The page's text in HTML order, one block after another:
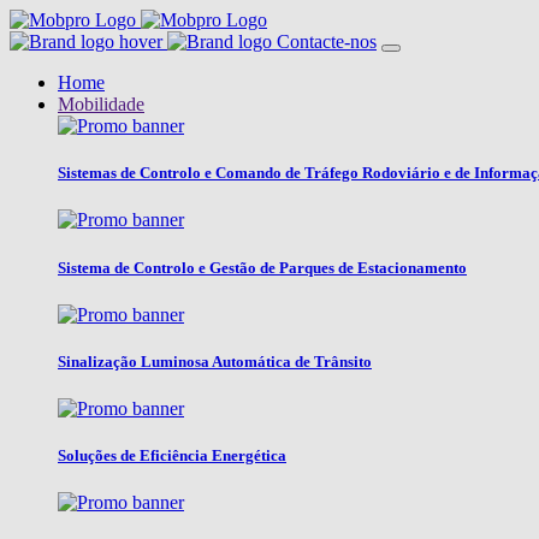
Contacte-nos
Home
Mobilidade
Sistemas de Controlo e Comando de Tráfego Rodoviário e de
Sistema de Controlo e Gestão de Parques de Estacionamento
Sinalização Luminosa Automática de Trânsito
Soluções de Eficiência Energética